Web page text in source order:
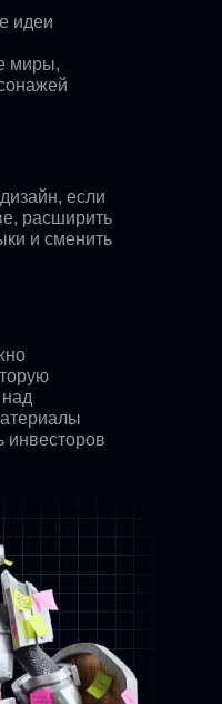
идеи
миры,
инвесторов
если
расширить
и сменить